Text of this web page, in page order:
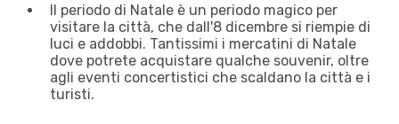
Il periodo di Natale è un periodo magico per
visitare la città, che dall'8 dicembre si riempie di
luci e addobbi. Tantissimi i mercatini di Natale
dove potrete acquistare qualche souvenir, oltre
agli eventi concertistici che scaldano la città e i
turisti.